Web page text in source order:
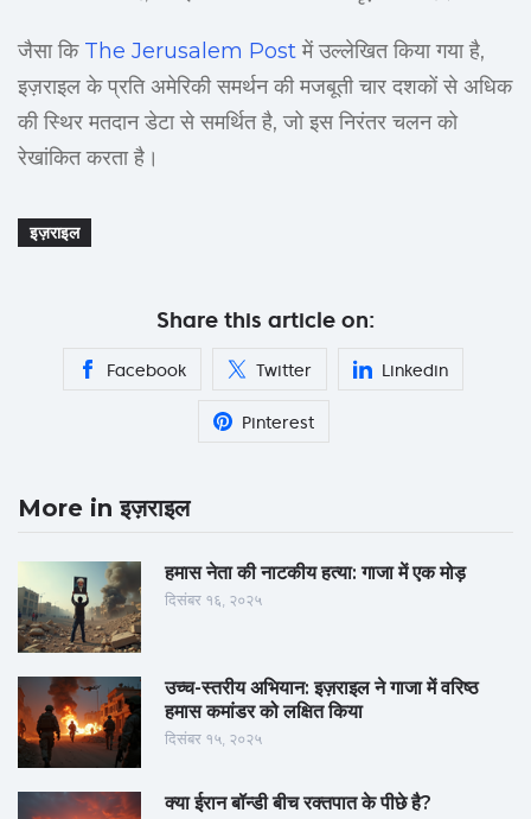
जैसा कि The Jerusalem Postमें उल्लेखित किया गया है,
इज़राइल के प्रति अमेरिकी समर्थन की मजबूती चार दशकों से अधिक
की स्थिर मतदान डेटा से समर्थित है, जो इस निरंतर चलन को
रेखांकित करता है।
इज़राइल
Share this article on:
Facebook Twitter Linkedin
Pinterest
More in इज़राइल
हमास नेता की नाटकीय हत्या: गाजा में एक मोड़
दिसंबर १६, २०२५
उच्च-स्तरीय अभियान: इज़राइल ने गाजा में वरिष्ठ
हमास कमांडर को लक्षित किया
दिसंबर १५, २०२५
क्या ईरान बॉन्डी बीच रक्तपात के पीछे है?